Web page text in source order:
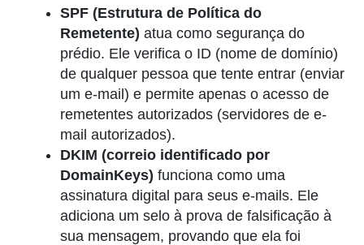
SPF (Estrutura de Política do
Remetente) atua como segurança do
prédio. Ele verifica o ID (nome de domínio)
de qualquer pessoa que tente entrar (enviar
um e-mail) e permite apenas o acesso de
remetentes autorizados (servidores de e-
mail autorizados).
DKIM (correio identificado por
DomainKeys) funciona como uma
assinatura digital para seus e-mails. Ele
adiciona um selo à prova de falsificação à
sua mensagem, provando que ela foi